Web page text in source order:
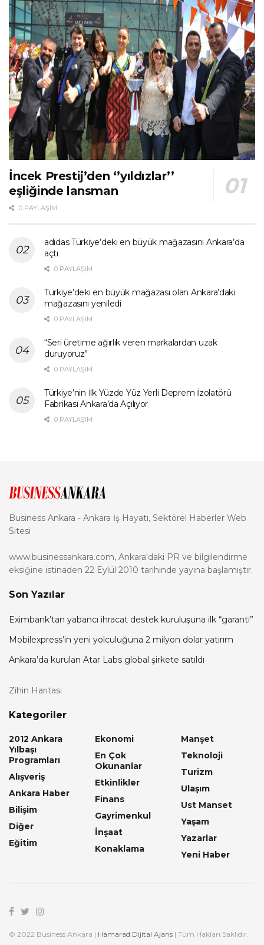
İncek Prestij’den ‘’yıldızlar’’
eşliğinde lansman
0 PAYLAŞIM
adidas Türkiye’deki en büyük mağazasını Ankara’da
açtı
0 PAYLAŞIM
Türkiye’deki en büyük mağazası olan Ankara’daki
mağazasını yeniledi
0 PAYLAŞIM
“Seri üretime ağırlık veren markalardan uzak
duruyoruz”
0 PAYLAŞIM
Türkiye’nin İlk Yüzde Yüz Yerli Deprem İzolatörü
Fabrikası Ankara’da Açılıyor
0 PAYLAŞIM
Business Ankara - Ankara İş Hayatı, Sektörel Haberler Web
Sitesi
www.businessankara.com, Ankara'daki PR ve bilgilendirme
eksiğine istinaden 22 Eylül 2010 tarihinde yayına başlamıştır.
Son Yazılar
Eximbank’tan yabancı ihracat destek kuruluşuna ilk “garanti”
Mobilexpress’in yeni yolculuğuna 2 milyon dolar yatırım
Ankara’da kurulan Atar Labs global şirkete satıldı
Zihin Haritası
Kategoriler
2012 Ankara
Yılbaşı
Programları
Alışveriş
Ankara Haber
Bilişim
Diğer
Eğitim
Ekonomi
En Çok
Okunanlar
Etkinlikler
Finans
Gayrimenkul
İnşaat
Konaklama
Manşet
Teknoloji
Turizm
Ulaşım
Ust Manset
Yaşam
Yazarlar
Yeni Haber
© 2022 Business Ankara | Hamarad Dijital Ajans | Tüm Hakları Saklıdır.